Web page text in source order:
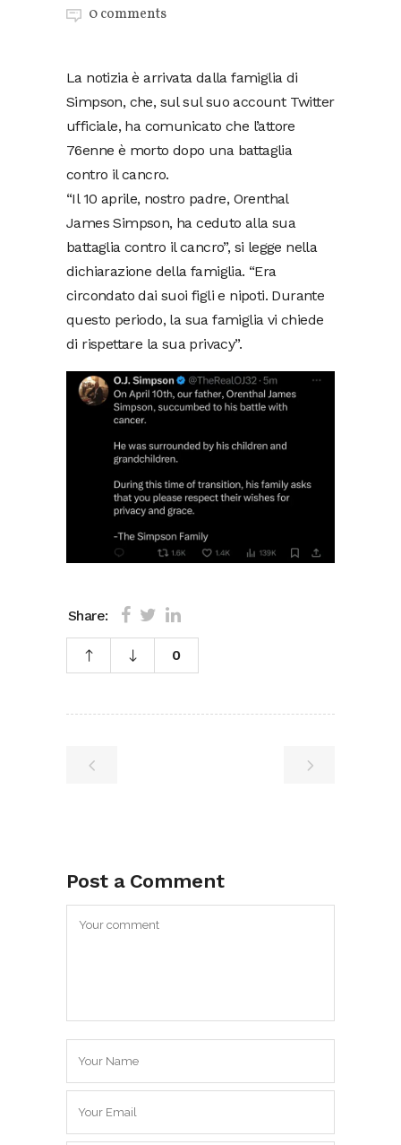
0 comments
La notizia è arrivata dalla famiglia di
Simpson, che, sul sul suo account Twitter
ufficiale, ha comunicato che l’attore
76enne è morto dopo una battaglia
contro il cancro.
“Il 10 aprile, nostro padre, Orenthal
James Simpson, ha ceduto alla sua
battaglia contro il cancro”, si legge nella
dichiarazione della famiglia. “Era
circondato dai suoi figli e nipoti. Durante
questo periodo, la sua famiglia vi chiede
di rispettare la sua privacy”.
Share:
0
Post a Comment